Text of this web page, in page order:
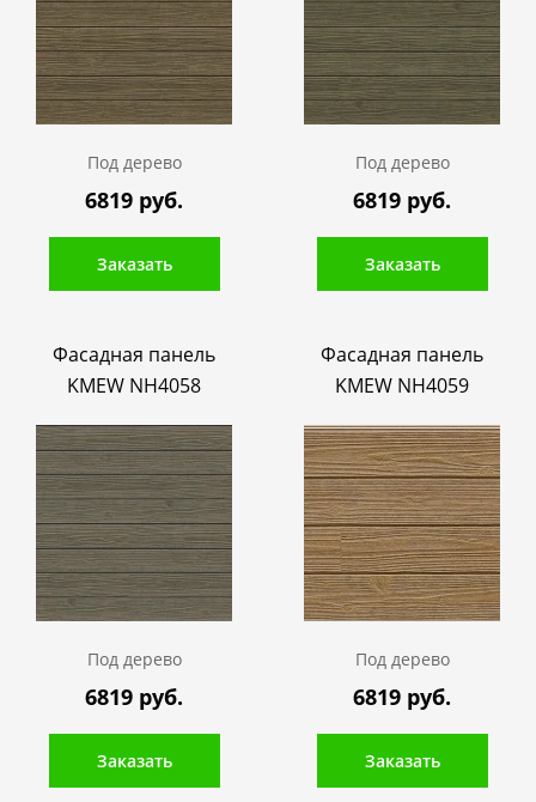
Под дерево
6819 руб.
Заказать
Под дерево
6819 руб.
Заказать
Фасадная панель
KMEW NH4058
Под дерево
6819 руб.
Заказать
Фасадная панель
KMEW NH4059
Под дерево
6819 руб.
Заказать